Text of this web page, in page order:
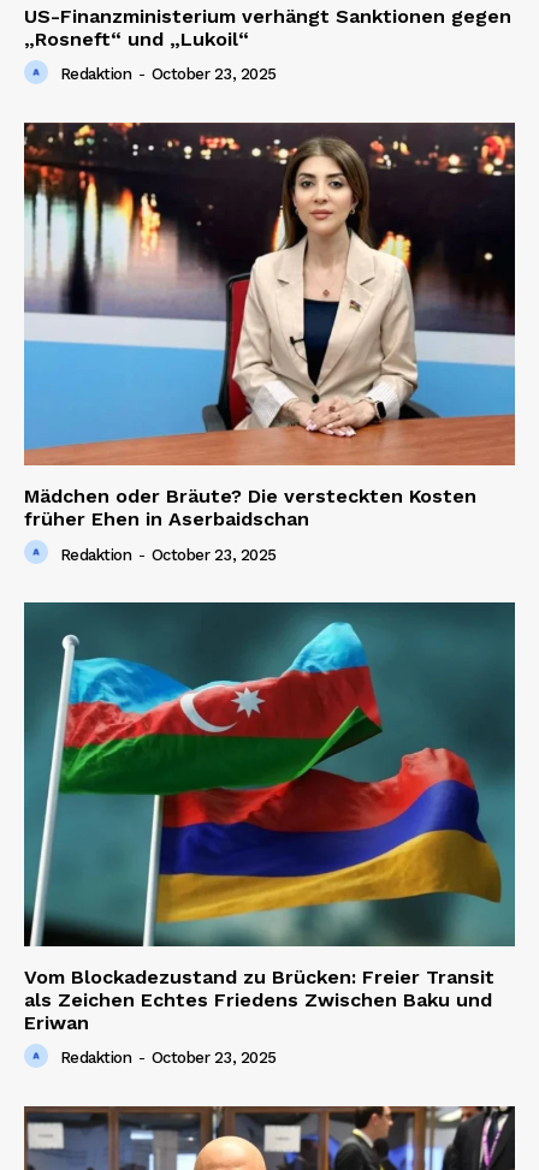
US-Finanzministerium verhängt Sanktionen gegen
„Rosneft“ und „Lukoil“
Redaktion - October 23, 2025
Mädchen oder Bräute? Die versteckten Kosten
früher Ehen in Aserbaidschan
Redaktion - October 23, 2025
Vom Blockadezustand zu Brücken: Freier Transit
als Zeichen Echtes Friedens Zwischen Baku und
Eriwan
Redaktion - October 23, 2025